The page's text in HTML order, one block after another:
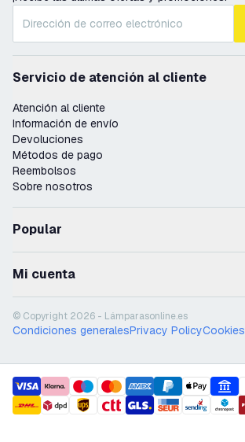
Servicio de atención al cliente
Atención al cliente
Información de envío
Devoluciones
Métodos de pago
Reembolsos
Sobre nosotros
Popular
Mi cuenta
© Copyright 2026 - Lámparasonline.es
Condiciones generalesPrivacy PolicyCookies
payment methods
shipment methods